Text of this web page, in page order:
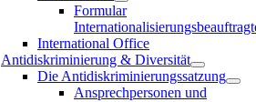
Formular
International Office
Antidiskriminierung & Diversität
Die Antidiskriminierungssatzung
Ansprechpersonen und